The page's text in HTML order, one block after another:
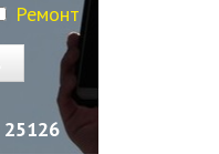
Ремонт
25130